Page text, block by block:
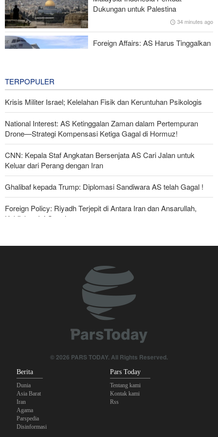
IRGC: Pengakuan Media Asing atas Kekalahan Trump Hasil
Perjuangan Media Revolusioner
Dukungan untuk Palestina
34 minutes ago
Foreign Affairs: AS Harus Tinggalkan
TERPOPULER
Krisis Militer Israel; Kelelahan Fisik dan Keruntuhan Psikologis
National Interest: AS Ketinggalan Zaman dalam Pertempuran
Drone—Strategi Kompensasi Ketiga Gagal di Hormuz!
CNN: Kepala Staf Angkatan Bersenjata AS Cari Jalan untuk
Keluar dari Perang dengan Iran
Ghalibaf kepada Trump: Diplomasi Sandiwara AS telah Gagal !
Foreign Policy: Riyadh Terjepit di Antara Iran dan Ansarullah,
Kebijakan Ini Gagal
Yahya Saree: Kami Hancurkan Posisi Pasukan Bayaran Saudi
dengan Rudal Balistik dan Drone
Brigjen Akrami Nia: Artesh dalam Kondisi Siaga Penuh
Sanders: Trump Berbahaya Seret AS dalam Perang yang
Menghancurkan
© 2026 PARS TODAY. All Rights Reserved.
Berita
Dunia
Asia Barat
Iran
Agama
Parspedia
Disinformasi
Pars Today
Tentang kami
Kontak kami
Rss